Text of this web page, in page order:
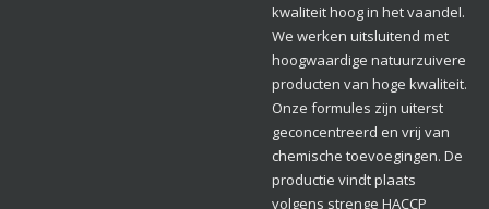
kwaliteit hoog in het vaandel.
We werken uitsluitend met
hoogwaardige natuurzuivere
producten van hoge kwaliteit.
Onze formules zijn uiterst
geconcentreerd en vrij van
chemische toevoegingen. De
productie vindt plaats
volgens strenge HACCP